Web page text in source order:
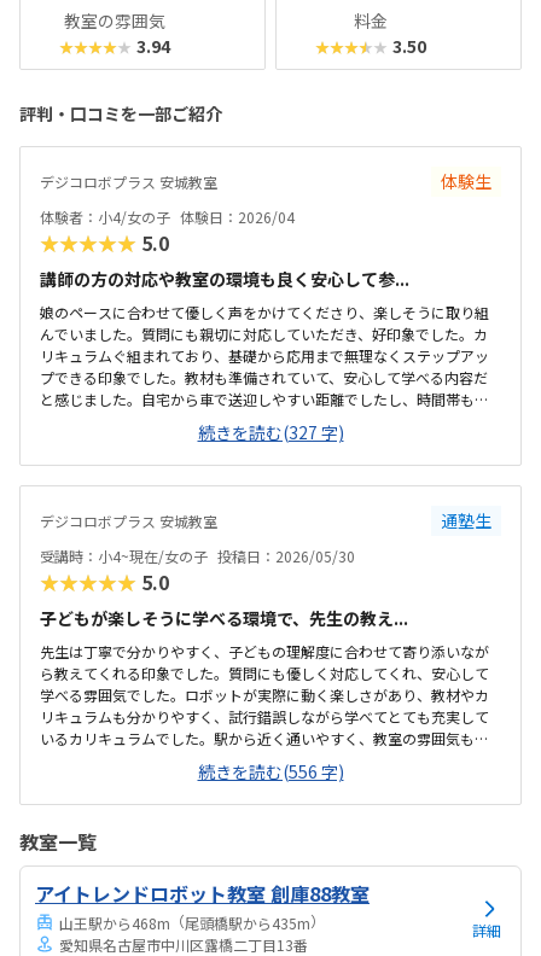
教室の雰囲気
★★★★★ 3.94
料金
★★★★★ 3.50
評判・口コミを一部ご紹介
デジコロボプラス 安城教室 体験生
体験者：小4/女の子 体験日：2026/04
★★★★★ 5.0
講師の方の対応や教室の環境も良く安心して参...
娘のペースに合わせて優しく声をかけてくださり、楽しそうに取り組
んでいました。質問にも親切に対応していただき、好印象でした。カ
リキュラムぐ組まれており、基礎から応用まで無理なくステップアッ
プできる印象でした。教材も準備されていて、安心して学べる内容だ
と感じました。自宅から車で送迎しやすい距離でしたし、時間帯も無
理なく通える範囲で、安心して続けられそうです。教材がきちんと整
備されており学習に集中できる環境だと感じました。教室全体の雰囲
気も明るく初めてでも入りやすかったです。ロボット教材や指導の質
を踏まえると料金は適切だと思います。。内容に見合った価格だと感
気づくりがされていると感じました。
続きを読む(327 字)
デジコロボプラス 安城教室 通塾生
受講時：小4~現在/女の子 投稿日：2026/05/30
★★★★★ 5.0
子どもが楽しそうに学べる環境で、先生の教え...
先生は丁寧で分かりやすく、子どもの理解度に合わせて寄り添いなが
ら教えてくれる印象でした。質問にも優しく対応してくれ、安心して
学べる雰囲気でした。ロボットが実際に動く楽しさがあり、教材やカ
リキュラムも分かりやすく、試行錯誤しながら学べてとても充実して
いるカリキュラムでした。駅から近く通いやすく、教室の雰囲気も明
るく安心して通えました。教室は明るく学びやすい雰囲気でしたが、
共同のトイレが和式のみしかなく、娘が和式トイレを使えないため設
備面がもう少し配慮されていると安心して通えると感じました。料金
ラムやサポート面を考えると納得できる価格で、安心して続けられる
と感じました。教室は明るく安心でき、子どもが楽しそうに取り組む
姿が親として嬉しかったです。特にロボットが動いた瞬間の笑顔が印
象的で、意欲的に学べる環境だと感じました。教室自体...
続きを読む(556 字)
教室一覧
アイトレンドロボット教室 創庫88教室
山王駅から468m （尾頭橋駅から435m）
愛知県名古屋市中川区露橋二丁目13番
詳細